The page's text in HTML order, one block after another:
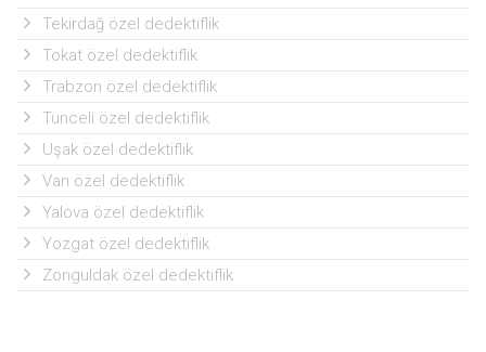
Tekirdağ özel dedektiflik
Tokat özel dedektiflik
Trabzon özel dedektiflik
Tunceli özel dedektiflik
Uşak özel dedektiflik
Van özel dedektiflik
Yalova özel dedektiflik
Yozgat özel dedektiflik
Zonguldak özel dedektiflik